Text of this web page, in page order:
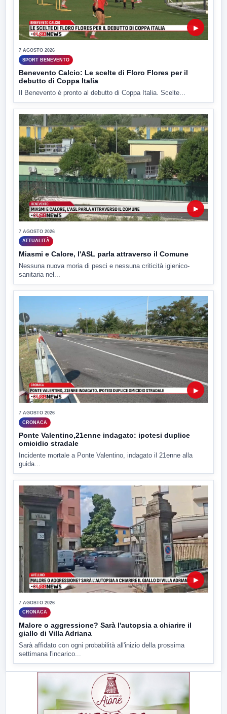
▶
7 AGOSTO 2026
SPORT BENEVENTO
Benevento Calcio: Le scelte di Floro Flores per il
debutto di Coppa Italia
Il Benevento è pronto al debutto di Coppa Italia. Scelte...
▶
7 AGOSTO 2026
ATTUALITÀ
Miasmi e Calore, l'ASL parla attraverso il Comune
Nessuna nuova moria di pesci e nessuna criticità igienico-
sanitaria nel...
▶
7 AGOSTO 2026
CRONACA
Ponte Valentino,21enne indagato: ipotesi duplice
omicidio stradale
Incidente mortale a Ponte Valentino, indagato il 21enne alla
guida...
▶
7 AGOSTO 2026
CRONACA
Malore o aggressione? Sarà l'autopsia a chiarire il
giallo di Villa Adriana
Sarà affidato con ogni probabilità all'inizio della prossima
settimana l'incarico...